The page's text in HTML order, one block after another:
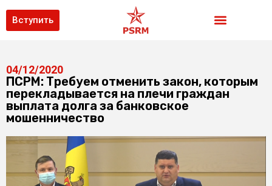
Вступить
04/12/2020
ПСРМ: Требуем отменить закон, которым
перекладывается на плечи граждан
выплата долга за банковское
мошенничество